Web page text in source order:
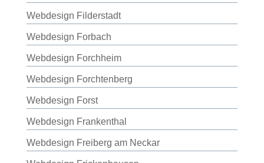
Webdesign Filderstadt
Webdesign Forbach
Webdesign Forchheim
Webdesign Forchtenberg
Webdesign Forst
Webdesign Frankenthal
Webdesign Freiberg am Neckar